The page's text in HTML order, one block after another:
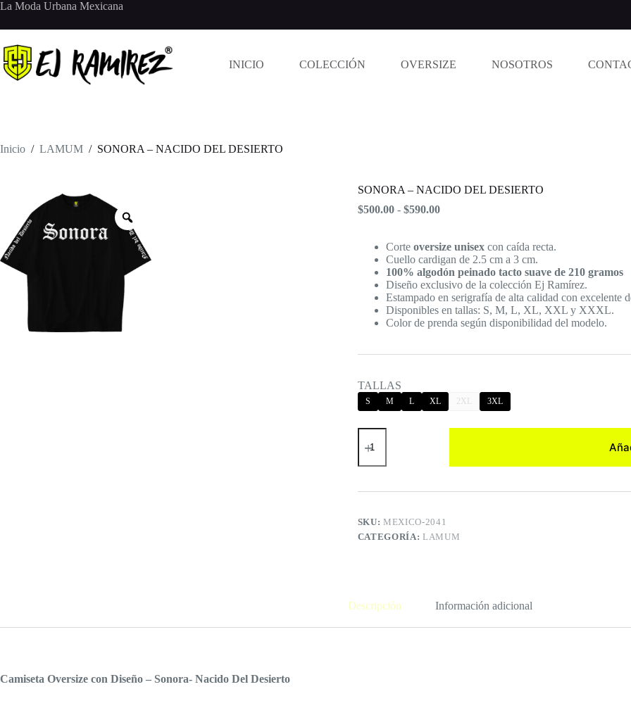
Saltar
contenido
La Moda Urbana Mexicana
INICIO COLECCIÓN OVERSIZE NOSOTROS
Inicio / LAMUM / SONORA – NACIDO DEL DESIERTO
SONORA – NACIDO DEL DESIERTO
$500.00 - $590.00Rango
desde
$500.00
hasta
$590.00
Corte oversize unisexcon caída recta.
Cuello cardigan de 2.5 cm a 3 cm.
100% algodón peinado tacto suave de 210 gramos
Diseño exclusivo de la colección Ej Ramírez.
Estampado en serigrafía de alta calidad con excelente
Disponibles en tallas: S, M, L, XL, XXL y XXXL.
Color de prenda según disponibilidad del modelo.
TALLAS
S M L XL 2XL 3XL
SONORA
DEL
cantidad
SKU:MEXICO-2041
CATEGORÍA: LAMUM
Descripción Información adicional
Camiseta Oversize con Diseño – Sonora- Nacido Del Desierto